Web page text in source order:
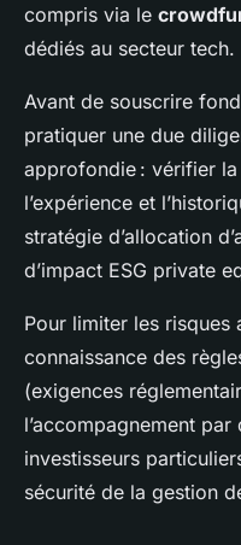
compris via le
dédiés au secteur tech.
Avant de souscrire
pratiquer une due
approfondie : vérifier
l’expérience et
stratégie d’allocation
d’impact ESG private
Pour limiter les risques
connaissance des
(exigences
l’accompagnement
investisseurs
sécurité de la gestion